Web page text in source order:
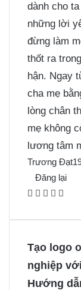
dành cho
những lời
đừng làm
thốt ra
hận. Ngay
cha mẹ
lòng chân
mẹ không
lương tâm
Trương Đạt
Đăng lại
F
b
o
o
X P
r
e
M
e
n
g
e
n
g
Tạo logo
nghiệp
Hướng